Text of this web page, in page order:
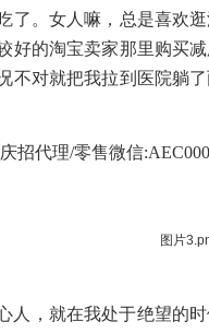
了。女人嘛，总是喜欢
好的淘宝卖家那里购买
不对就把我拉到医院躺
代理/零售微信
，就在我处于绝望的时